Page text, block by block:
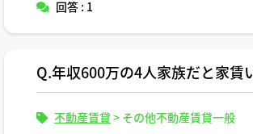
回答 : 1
Q.年収600万の4人家族だと家賃
不動産賃貸 > その他不動産賃貸一般